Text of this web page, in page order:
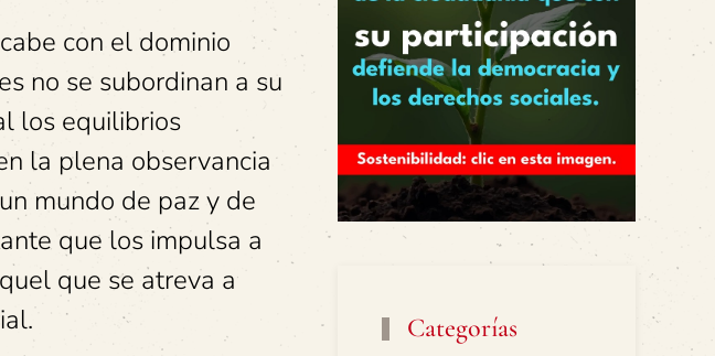
con el dominio
no se subordinan a su
los equilibrios
la plena observancia
mundo de paz y de
que los impulsa a
que se atreva a
Categorías